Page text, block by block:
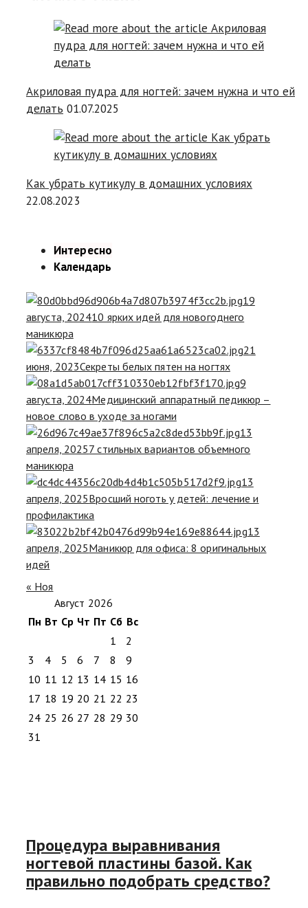
Акриловая пудра для ногтей: зачем нужна и что ей
делать 01.07.2025
Как убрать кутикулу в домашних условиях
22.08.2023
Интересно
Календарь
19
августа, 202410 ярких идей для новогоднего
маникюра
21
июня, 2023Секреты белых пятен на ногтях
9
августа, 2024Медицинский аппаратный педикюр –
новое слово в уходе за ногами
13
апреля, 20257 стильных вариантов объемного
маникюра
13
апреля, 2025Вросший ноготь у детей: лечение и
профилактика
13
апреля, 2025Маникюр для офиса: 8 оригинальных
идей
« Ноя
Август 2026
Пн Вт Ср Чт Пт Сб Вс
1
2
3
4 5 6 7 8
9
10 11 12 13 14 15 16
17 18 19 20 21 22 23
24 25 26 27 28 29 30
31
Процедура выравнивания
ногтевой пластины базой. Как
правильно подобрать средство?